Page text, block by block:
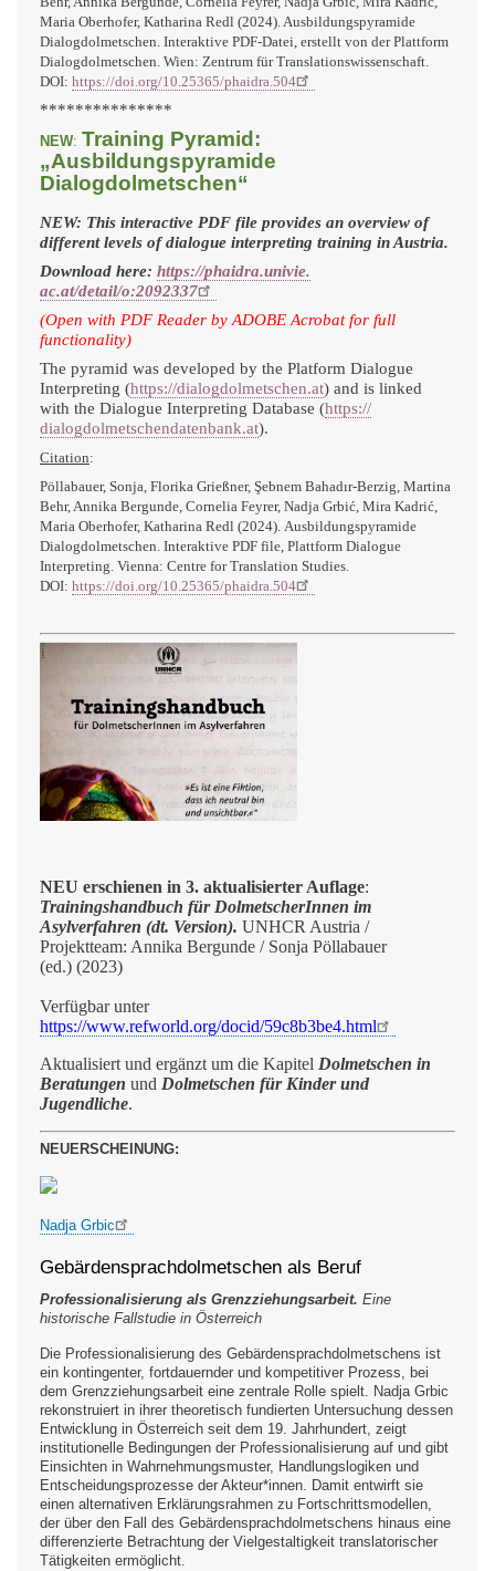
Maria Oberhofer, Katharina Redl (2024). Ausbildungspyramide
Dialogdolmetschen. Interaktive PDF-Datei, erstellt von der Plattform
Dialogdolmetschen. Wien: Zentrum für Translationswissenschaft.
DOI: https://doi.org/10.25365/phaidra.504
***************
NEW: Training Pyramid:
„Ausbildungspyramide
Dialogdolmetschen“
NEW: This interactive PDF file provides an overview of
different levels of dialogue interpreting training in Austria.
Download here: https://phaidra.univie.
ac.at/detail/o:2092337
(Open with PDF Reader by ADOBE Acrobat for full
functionality)
The pyramid was developed by the Platform Dialogue
Interpreting (https://dialogdolmetschen.at) and is linked
with the Dialogue Interpreting Database (https://
dialogdolmetschendatenbank.at).
Citation:
Pöllabauer, Sonja, Florika Grießner, Şebnem Bahadır-Berzig, Martina
Behr, Annika Bergunde, Cornelia Feyrer, Nadja Grbić, Mira Kadrić,
Maria Oberhofer, Katharina Redl (2024). Ausbildungspyramide
Dialogdolmetschen. Interaktive PDF file, Plattform Dialogue
Interpreting. Vienna: Centre for Translation Studies.
DOI: https://doi.org/10.25365/phaidra.504
NEU erschienen in 3. aktualisierter Auflage:
Trainingshandbuch für DolmetscherInnen im
Asylverfahren (dt. Version). UNHCR Austria /
Projektteam: Annika Bergunde / Sonja Pöllabauer
(ed.) (2023)
Verfügbar unter
https://www.refworld.org/docid/59c8b3be4.html
Aktualisiert und ergänzt um die Kapitel Dolmetschen in
Beratungen und Dolmetschen für Kinder und
Jugendliche.
NEUERSCHEINUNG:
Nadja Grbic
Gebärdensprachdolmetschen als Beruf
Professionalisierung als Grenzziehungsarbeit. Eine
historische Fallstudie in Österreich
Die Professionalisierung des Gebärdensprachdolmetschens ist
ein kontingenter, fortdauernder und kompetitiver Prozess, bei
dem Grenzziehungsarbeit eine zentrale Rolle spielt. Nadja Grbic
rekonstruiert in ihrer theoretisch fundierten Untersuchung dessen
Entwicklung in Österreich seit dem 19. Jahrhundert, zeigt
institutionelle Bedingungen der Professionalisierung auf und gibt
Einsichten in Wahrnehmungsmuster, Handlungslogiken und
Entscheidungsprozesse der Akteur*innen. Damit entwirft sie
einen alternativen Erklärungsrahmen zu Fortschrittsmodellen,
der über den Fall des Gebärdensprachdolmetschens hinaus eine
differenzierte Betrachtung der Vielgestaltigkeit translatorischer
Tätigkeiten ermöglicht.